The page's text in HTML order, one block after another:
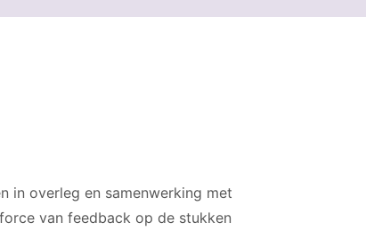
in overleg en samenwerking met
van feedback op de stukken